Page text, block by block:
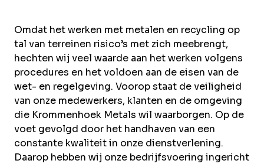
Omdat het werken met metalen en recycling op
tal van terreinen risico’s met zich meebrengt,
hechten wij veel waarde aan het werken volgens
procedures en het voldoen aan de eisen van de
wet- en regelgeving. Voorop staat de veiligheid
van onze medewerkers, klanten en de omgeving
die Krommenhoek Metals wil waarborgen. Op de
voet gevolgd door het handhaven van een
constante kwaliteit in onze dienstverlening.
Daarop hebben wij onze bedrijfsvoering ingericht